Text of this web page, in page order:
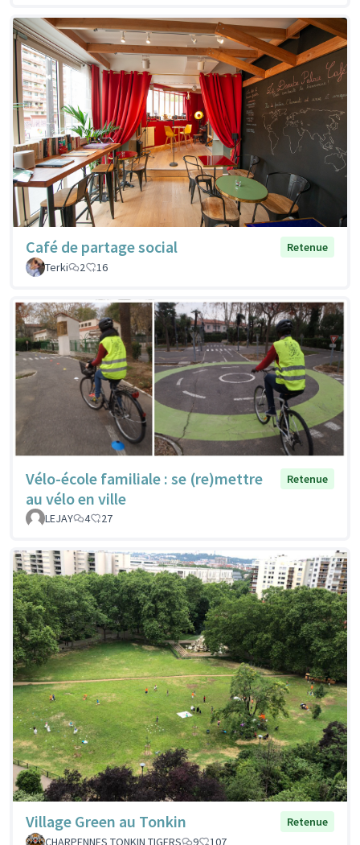
Café de partage social
Retenue
Terki
2 16
Vélo-école familiale : se (re)mettre
au vélo en ville
Retenue
LEJAY 4 27
Village Green au Tonkin
Retenue
CHARPENNES TONKIN TIGERS
9 107